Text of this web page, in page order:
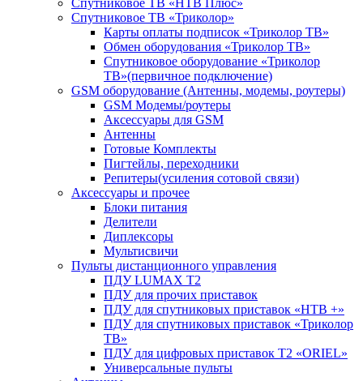
Спутниковое ТВ «Триколор»
Карты оплаты подписок «Триколор ТВ»
Обмен оборудования «Триколор ТВ»
Спутниковое оборудование «Триколор
ТВ»(первичное подключение)
GSM оборудование (Антенны, модемы, роутеры)
GSM Модемы/роутеры
Аксессуары для GSM
Антенны
Готовые Комплекты
Пигтейлы, переходники
Репитеры(усиления сотовой связи)
Аксессуары и прочее
Блоки питания
Делители
Диплексоры
Мультисвичи
Пульты дистанционного управления
ПДУ LUMAX Т2
ПДУ для прочих приставок
ПДУ для спутниковых приставок «НТВ +»
ПДУ для спутниковых приставок «Триколор
ТВ»
ПДУ для цифровых приставок Т2 «ORIEL»
Универсальные пульты